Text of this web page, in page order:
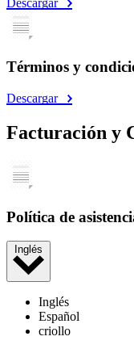
Términos y
Descargar
Facturación y
Política de
Inglés
Inglés
Español
criollo